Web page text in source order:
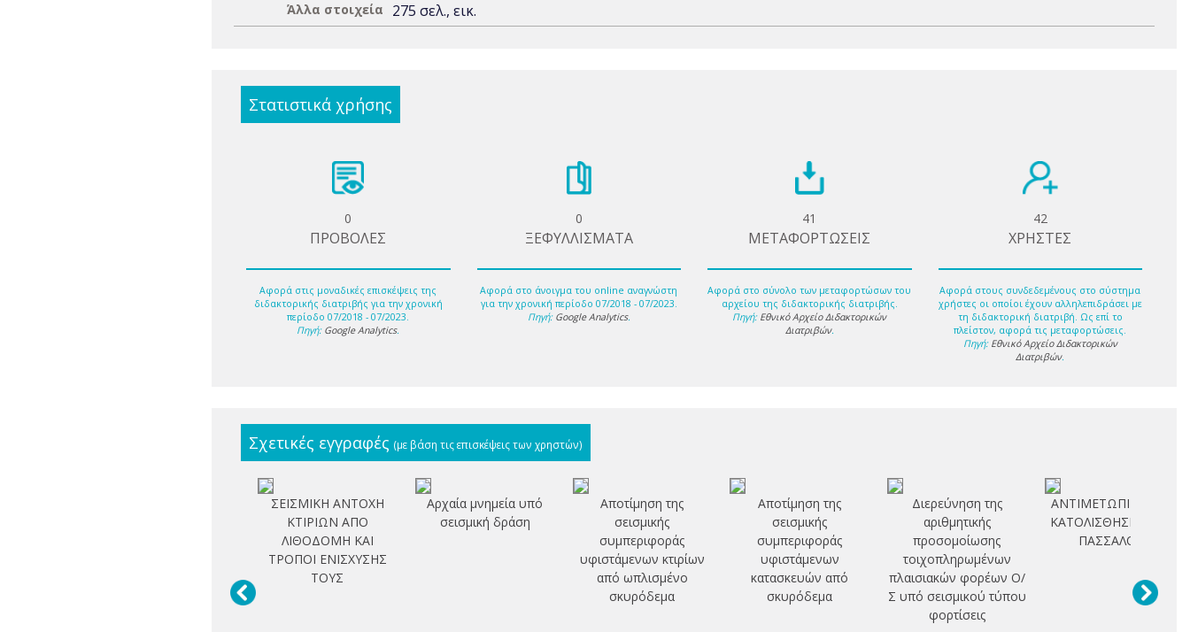
Άλλα στοιχεία 275 σελ., εικ.
Στατιστικά χρήσης
0
ΠΡΟΒΟΛΕΣ
Αφορά στις μοναδικές επισκέψεις της
διδακτορικής διατριβής για την χρονική
περίοδο 07/2018 - 07/2023.
Πηγή: Google Analytics.
0
ΞΕΦΥΛΛΙΣΜΑΤΑ
Αφορά στο άνοιγμα του online αναγνώστη
για την χρονική περίοδο 07/2018 - 07/2023.
Πηγή: Google Analytics.
41
ΜΕΤΑΦΟΡΤΩΣΕΙΣ
Αφορά στο σύνολο των μεταφορτώσων του
αρχείου της διδακτορικής διατριβής.
Πηγή: Εθνικό Αρχείο Διδακτορικών
Διατριβών.
42
ΧΡΗΣΤΕΣ
Αφορά στους συνδεδεμένους στο σύστημα
χρήστες οι οποίοι έχουν αλληλεπιδράσει με
τη διδακτορική διατριβή. Ως επί το
πλείστον, αφορά τις μεταφορτώσεις.
Πηγή: Εθνικό Αρχείο Διδακτορικών
Διατριβών.
Σχετικές εγγραφές (με βάση τις επισκέψεις των χρηστών)
ΣΕΙΣΜΙΚΗ ΑΝΤΟΧΗ
ΚΤΙΡΙΩΝ ΑΠΟ
ΛΙΘΟΔΟΜΗ ΚΑΙ
ΤΡΟΠΟΙ ΕΝΙΣΧΥΣΗΣ
ΤΟΥΣ
Αρχαία μνημεία υπό
σεισμική δράση
Αποτίμηση της
σεισμικής
συμπεριφοράς
υφιστάμενων κτιρίων
από ωπλισμένο
σκυρόδεμα
Αποτίμηση της
σεισμικής
συμπεριφοράς
υφιστάμενων
κατασκευών από
σκυρόδεμα
Διερεύνηση της
αριθμητικής
προσομοίωσης
τοιχοπληρωμένων
πλαισιακών φορέων Ο/
Σ υπό σεισμικού τύπου
φορτίσεις
ΑΝΤΙΜΕΤΩΠΙΣΗ ΤΩΝ
ΚΑΤΟΛΙΣΘΗΣΕΩΝ ΜΕ
ΠΑΣΣΑΛΟΥΣ